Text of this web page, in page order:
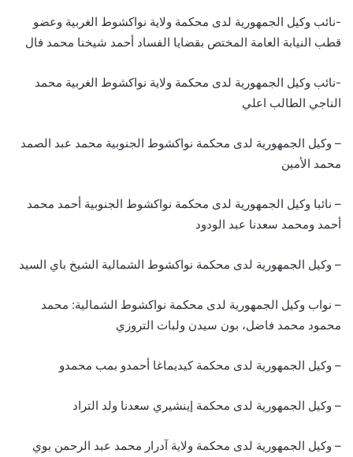
-نائب وكيل الجمهورية لدى محكمة ولاية نواكشوط الغربية وعضو
قطب النيابة العامة المختص بقضايا الفساد أحمد شيخنا محمد فال
-نائب وكيل الجمهورية لدى محكمة ولاية نواكشوط الغربية محمد
الناجي الطالب اعلي
– وكيل الجمهورية لدى محكمة نواكشوط الجنوبية محمد عبد الصمد
محمد الأمين
– نائبا وكيل الجمهورية لدى محكمة نواكشوط الجنوبية أحمد محمد
أحمد ومحمد سعدنا عبد الودود
– وكيل الجمهورية لدى محكمة نواكشوط الشمالية الشيخ باي السيد
– نواب وكيل الجمهورية لدى محكمة نواكشوط الشمالية: محمد
محمود محمد فاضل، بون سيدن ولبات التروزي
– وكيل الجمهورية لدى محكمة كيديماغا أحمدو بمب محمدو
– وكيل الجمهورية لدى محكمة إينشيري سعدنا ولد التراد
– وكيل الجمهورية لدى محكمة ولاية آدرار محمد عبد الرحمن بوي